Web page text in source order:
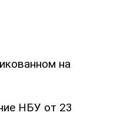
на
НБУ от 23